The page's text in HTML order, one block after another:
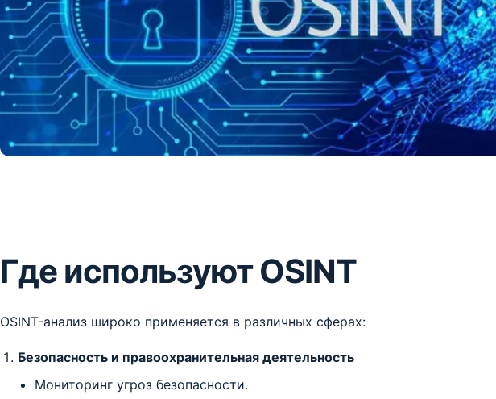
Где используют OSINT
OSINT-анализ широко применяется в различных сферах:
Безопасность и правоохранительная деятельность
Мониторинг угроз безопасности.